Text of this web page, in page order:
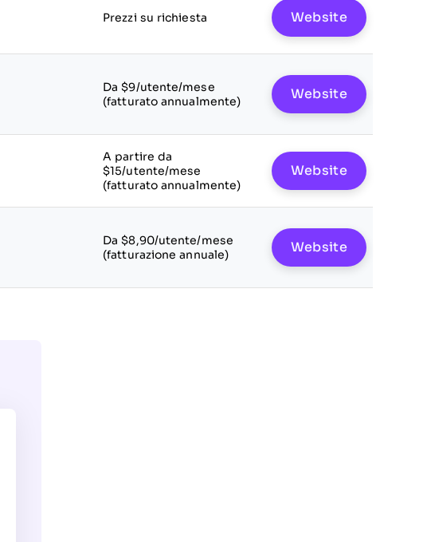
Prezzi su richiesta Website
Da $9/utente/mese
(fatturato annualmente)
Website
A partire da
$15/utente/mese
(fatturato annualmente)
Website
Da $8,90/utente/mese
(fatturazione annuale)
Website